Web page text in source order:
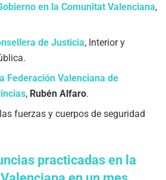
en la Comunitat Valenciana,
de Justicia, Interior y
Federación Valenciana de
, Rubén Alfaro.
fuerzas y cuerpos de seguridad
practicadas en la